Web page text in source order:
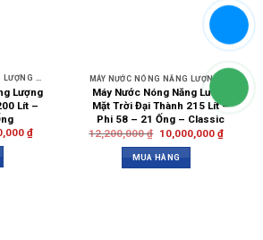
MÁY NƯỚC NÓNG NĂNG LƯỢNG MẶT TRỜI TOÀN MỸ
Lượng
Lít –
₫
Máy Nước Nóng Năng Lượng
Mặt Trời Đại Thành 215 Lít –
Phi 58 – 21 Ống – Classic
12,200,000₫ 10,000,000 ₫
MUA HÀNG